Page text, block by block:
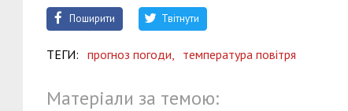
Поширити Твітнути
ТЕГИ: прогноз погоди, температура повітря
Матеріали за темою: